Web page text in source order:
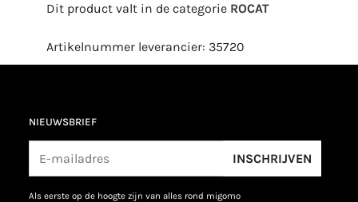
Dit product valt in de categorie ROCAT
Artikelnummer leverancier: 35720
NIEUWSBRIEF
INSCHRIJVEN
als eerste op de hoogte zijn van alles rond migomo